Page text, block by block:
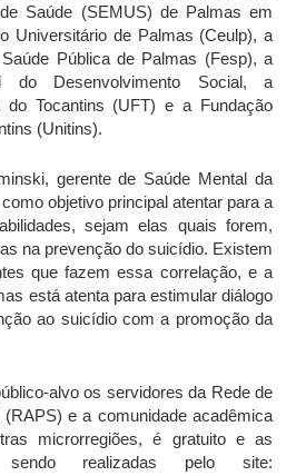
Saúde (SEMUS) de Palmas em
Universitário de Palmas (Ceulp), a
Pública de Palmas (Fesp), a
do Desenvolvimento Social, a
do Tocantins (UFT) e a Fundação
(Unitins).
gerente de Saúde Mental da
objetivo principal atentar para a
sejam elas quais forem,
na prevenção do suicídio. Existem
que fazem essa correlação, e a
está atenta para estimular diálogo
ao suicídio com a promoção da
alvo os servidores da Rede de
e a comunidade acadêmica
microrregiões, é gratuito e as
sendo realizadas pelo site: